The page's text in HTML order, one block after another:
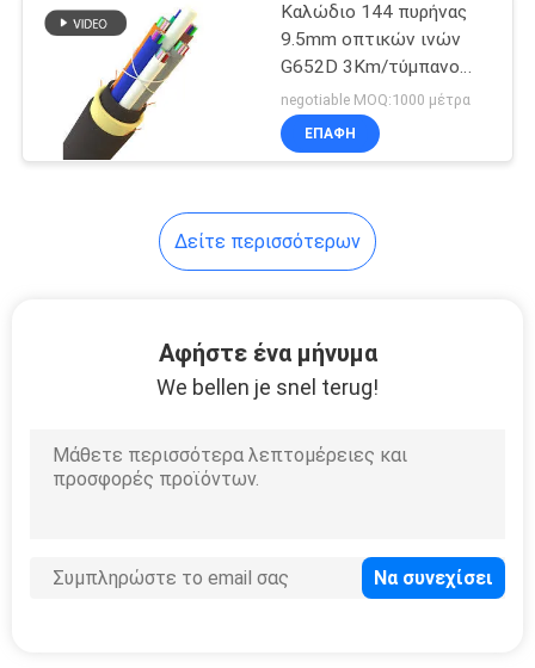
Σκοινί μπαλωμάτων
οπτικών ινών
35
τοπικού LAN
CAT7 ΚΑΛΏΔΙΟ ΤΟΥ
Καλώδιο 144 πυρήνας
9.5mm οπτικών ινών
G652D 3Km/τύμπανο
ADSS διάμετρος
negotiable MOQ:1000 μέτρα
ΕΠΑΦΉ
Δείτε περισσότερων
Αφήστε ένα μήνυμα
We bellen je snel terug!